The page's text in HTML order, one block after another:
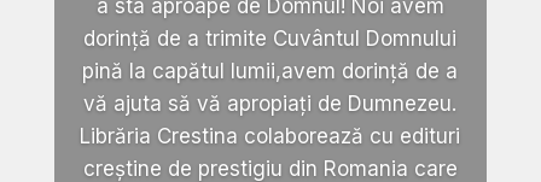
a sta aproape de Domnul! Noi avem
dorință de a trimite Cuvântul Domnului
pină la capătul lumii,avem dorință de a
vă ajuta să vă apropiați de Dumnezeu.
Librăria Crestina colaborează cu edituri
creștine de prestigiu din Romania care